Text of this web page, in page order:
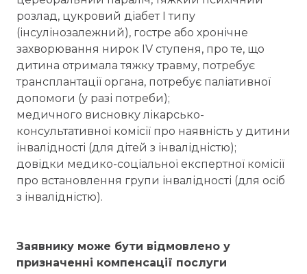
розлад, цукровий діабет I типу
(інсулінозалежний), гостре або хронічне
захворювання нирок ІV ступеня, про те, що
дитина отримала тяжку травму, потребує
трансплантації органа, потребує паліативної
допомоги (у разі потреби);
медичного висновку лікарсько-
консультативної комісії про наявність у дитини
інвалідності (для дітей з інвалідністю);
довідки медико-соціальної експертної комісії
про встановлення групи інвалідності (для осіб
з інвалідністю).
Заявнику може бути відмовлено у
призначенні компенсації послуги